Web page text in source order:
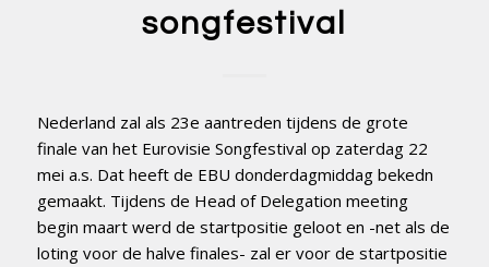
songfestival
Nederland zal als 23e aantreden tijdens de grote
finale van het Eurovisie Songfestival op zaterdag 22
mei a.s. Dat heeft de EBU donderdagmiddag bekedn
gemaakt. Tijdens de Head of Delegation meeting
begin maart werd de startpositie geloot en -net als de
loting voor de halve finales- zal er voor de startpositie